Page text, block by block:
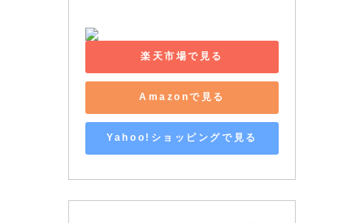
楽天市場で見る
Amazonで見る
Yahoo!ショッピングで見る